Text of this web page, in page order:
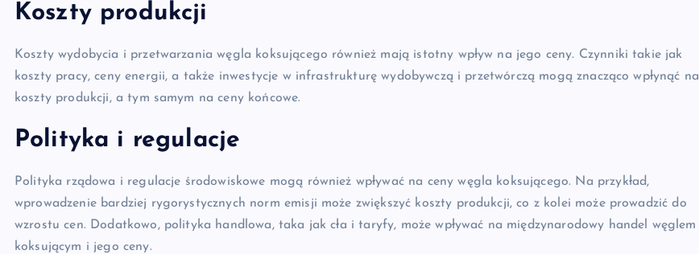
Koszty produkcji
Koszty wydobycia i przetwarzania węgla koksującego również mają istotny wpływ na jego ceny. Czynniki takie jak
koszty pracy, ceny energii, a także inwestycje w infrastrukturę wydobywczą i przetwórczą mogą znacząco wpłynąć na
koszty produkcji, a tym samym na ceny końcowe.
Polityka i regulacje
Polityka rządowa i regulacje środowiskowe mogą również wpływać na ceny węgla koksującego. Na przykład,
wprowadzenie bardziej rygorystycznych norm emisji może zwiększyć koszty produkcji, co z kolei może prowadzić do
wzrostu cen. Dodatkowo, polityka handlowa, taka jak cła i taryfy, może wpływać na międzynarodowy handel węglem
koksującym i jego ceny.